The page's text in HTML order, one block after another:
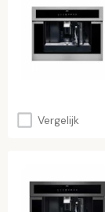
Vergelijk